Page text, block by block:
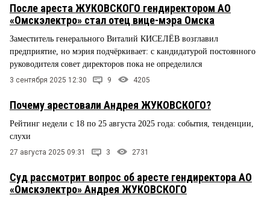
После ареста ЖУКОВСКОГО гендиректором АО
«Омскэлектро» стал отец вице-мэра Омска
Заместитель генерального Виталий КИСЕЛЁВ возглавил
предприятие, но мэрия подчёркивает: с кандидатурой постоянного
руководителя совет директоров пока не определился
3 сентября 2025 12:30 9 4205
Почему арестовали Андрея ЖУКОВСКОГО?
Рейтинг недели с 18 по 25 августа 2025 года: события, тенденции,
слухи
27 августа 2025 09:31 3 2731
Суд рассмотрит вопрос об аресте гендиректора АО
«Омскэлектро» Андрея ЖУКОВСКОГО